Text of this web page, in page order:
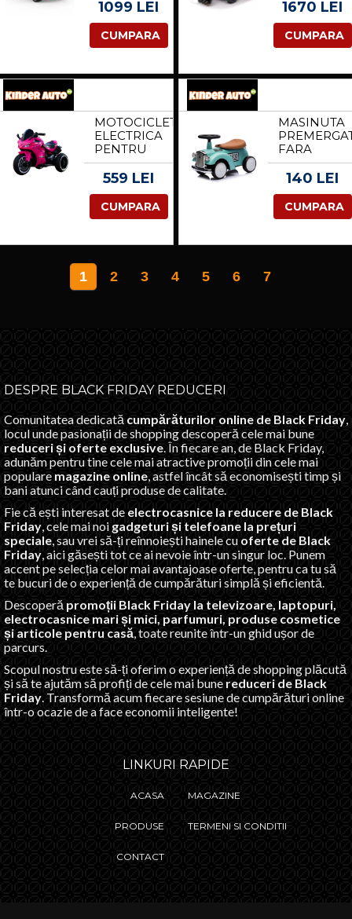
SPORTBACK,
TAPITAT,
ROTI MOI,
PREMIUM,
ROSIE
1099 LEI
CUMPARA
NEW
300W 12V,
ELECTRIC,
GALBEN
1670 LEI
CUMPARA
MOTOCICLETA
ELECTRICA
PENTRU
COPII 2-5
ANI, CU 3
KINDERAUTO
SUPERSPEED,
7AH, ROZ
559 LEI
CUMPARA
MASINUTA
FARA
PEDALE,
BABY CAR
CU ROTI
VERDE
140 LEI
CUMPARA
1 2 3 4 5 6 7
DESPRE BLACK FRIDAY REDUCERI
Comunitatea dedicată cumpărăturilor online de Black Friday,
locul unde pasionații de shopping descoperă cele mai bune
reduceri și oferte exclusive. În fiecare an, de Black Friday,
adunăm pentru tine cele mai atractive promoții din cele mai
populare magazine online, astfel încât să economisești timp și
bani atunci când cauți produse de calitate.
Fie că ești interesat de electrocasnice la reducere de Black
Friday, cele mai noi gadgeturi și telefoane la prețuri
speciale, sau vrei să-ți reînnoiești hainele cu oferte de Black
Friday, aici găsești tot ce ai nevoie într-un singur loc. Punem
accent pe selecția celor mai avantajoase oferte, pentru ca tu să
te bucuri de o experiență de cumpărături simplă și eficientă.
Descoperă promoții Black Friday la televizoare, laptopuri,
electrocasnice mari și mici, parfumuri, produse cosmetice
și articole pentru casă, toate reunite într-un ghid ușor de
parcurs.
Scopul nostru este să-ți oferim o experiență de shopping plăcută
și să te ajutăm să profiți de cele mai bune reduceri de Black
Friday. Transformă acum fiecare sesiune de cumpărături online
într-o ocazie de a face economii inteligente!
LINKURI RAPIDE
ACASA
PRODUSE
CONTACT
MAGAZINE
TERMENI SI CONDITII